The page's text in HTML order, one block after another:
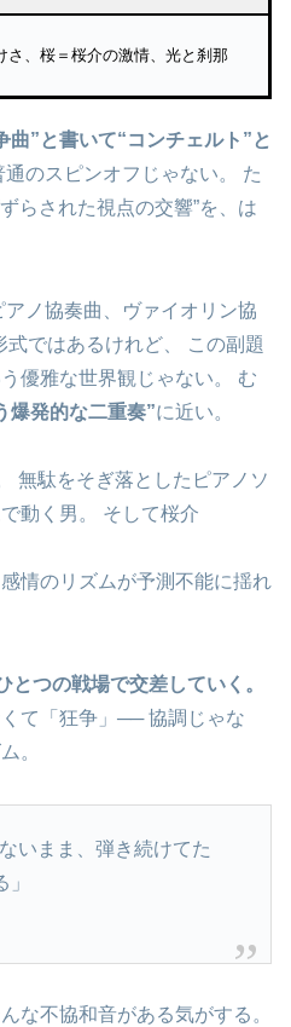
さ、桜＝桜介の激情、光と刹那
曲”と書いて“コンチェルト”と
のスピンオフじゃない。 た
らされた視点の交響”を、は
アノ協奏曲、ヴァイオリン協
ではあるけれど、 この副題
優雅な世界観じゃない。 む
爆発的な二重奏”に近い。
無駄をそぎ落としたピアノソ
動く男。 そして桜介
情のリズムが予測不能に揺れ
とつの戦場で交差していく。
て「狂争」── 協調じゃな
。
いまま、弾き続けてた
な不協和音がある気がする。